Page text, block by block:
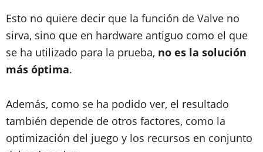
Esto no quiere decir que la función de Valve no
sirva, sino que en hardware antiguo como el que
se ha utilizado para la prueba, no es la solución
más óptima.
Además, como se ha podido ver, el resultado
también depende de otros factores, como la
optimización del juego y los recursos en conjunto